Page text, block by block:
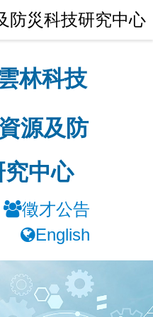
林科技
源及防
究中心
徵才公告
English
防災科技研究中心